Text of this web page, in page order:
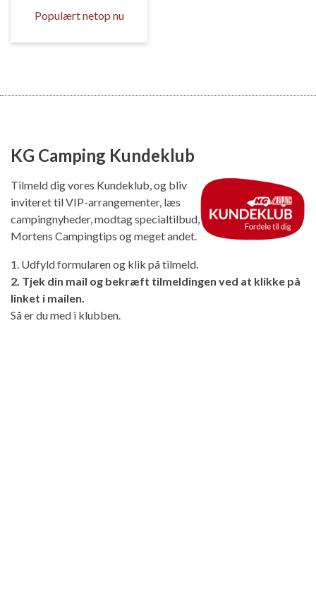
Populært netop nu
KG Camping Kundeklub
Tilmeld dig vores Kundeklub, og bliv
inviteret til VIP-arrangementer, læs
campingnyheder, modtag specialtilbud,
Mortens Campingtips og meget andet.
1. Udfyld formularen og klik på tilmeld.
2. Tjek din mail og bekræft tilmeldingen ved at klikke på
linket i mailen.
Så er du med i klubben.